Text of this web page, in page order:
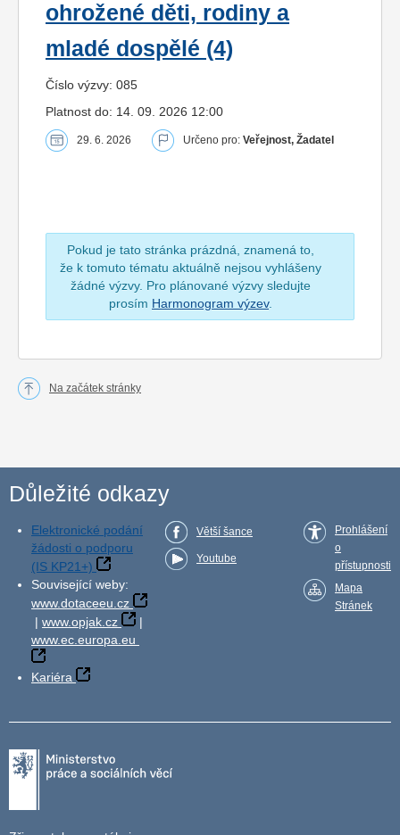
ohrožené děti, rodiny a
mladé dospělé (4)
Číslo výzvy: 085
Platnost do: 14. 09. 2026 12:00
29. 6. 2026 Určeno pro: Veřejnost, Žadatel
Pokud je tato stránka prázdná, znamená to,
že k tomuto tématu aktuálně nejsou vyhlášeny
žádné výzvy. Pro plánované výzvy sledujte
prosím Harmonogram výzev.
Na začátek stránky
Důležité odkazy
Elektronické podání
žádosti o podporu
(IS KP21+)
Související weby:
www.dotaceeu.cz
| www.opjak.cz
|
www.ec.europa.eu
Kariéra
Větší šance
Youtube
Prohlášení
o
přístupnosti
Mapa
Stránek